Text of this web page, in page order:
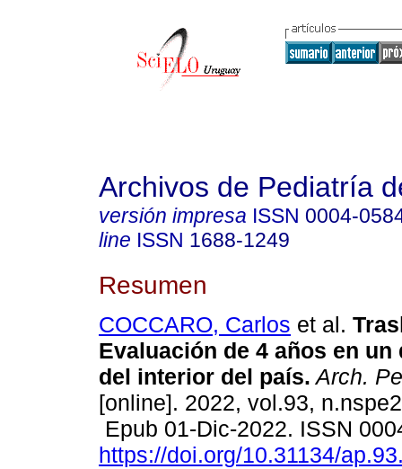
Archivos de Pediatría
versión impresa ISSN 0004-
line ISSN 1688-1249
Resumen
COCCARO, Carlos et al.
Evaluación de 4 años en un
del interior del país. Arch.
[online]. 2022, vol.93,
Epub 01-Dic-2022. ISSN
https://doi.org/10.31134/